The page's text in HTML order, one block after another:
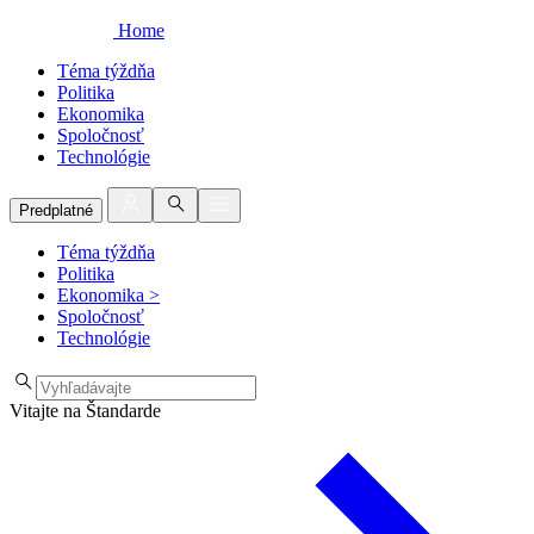
Home
Téma týždňa
Politika
Ekonomika
Spoločnosť
Technológie
Predplatné
Téma týždňa
Politika
Ekonomika >
Spoločnosť
Technológie
Vitajte na Štandarde